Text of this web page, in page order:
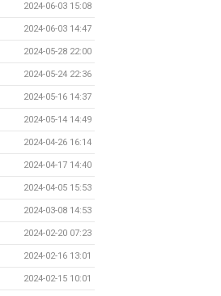
2024-06-03 15:08
2024-06-03 14:47
2024-05-28 22:00
2024-05-24 22:36
2024-05-16 14:37
2024-05-14 14:49
2024-04-26 16:14
2024-04-17 14:40
2024-04-05 15:53
2024-03-08 14:53
2024-02-20 07:23
2024-02-16 13:01
2024-02-15 10:01